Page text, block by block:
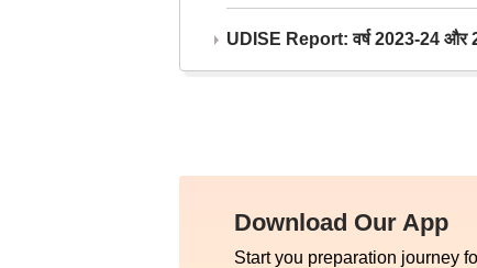
UDISE Report: वर्ष 2023-24 और
Download Our App
Start you preparation journey